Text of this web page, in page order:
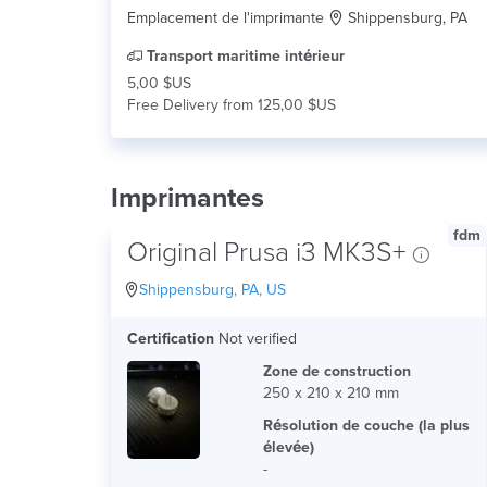
Emplacement de l'imprimante Shippensburg, PA
Transport maritime intérieur
5,00 $US
Free Delivery from 125,00 $US
Imprimantes
fdm
Original Prusa i3 MK3S+
Shippensburg, PA, US
Certification Not verified
Zone de construction
250 x 210 x 210 mm
Résolution de couche (la plus
élevée)
-